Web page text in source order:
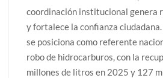
coordinación institucional genera
y fortalece la confianza
se posiciona como referente
robo de hidrocarburos, con la
millones de litros en 2025 y 127